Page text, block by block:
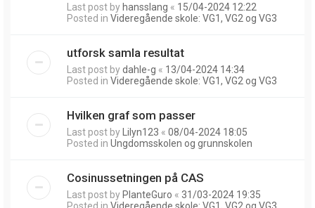
Last post by hansslang « 15/04-2024 12:22
Posted in Videregående skole: VG1, VG2 og VG3
utforsk samla resultat
Last post bydahle-g « 13/04-2024 14:34
Posted in Videregående skole: VG1, VG2 og VG3
Hvilken graf som passer
Last post by Lilyn123 « 08/04-2024 18:05
Posted in Ungdomsskolen og grunnskolen
Cosinussetningen på CAS
Last post by PlanteGuro « 31/03-2024 19:35
Posted in Videregående skole: VG1, VG2 og VG3